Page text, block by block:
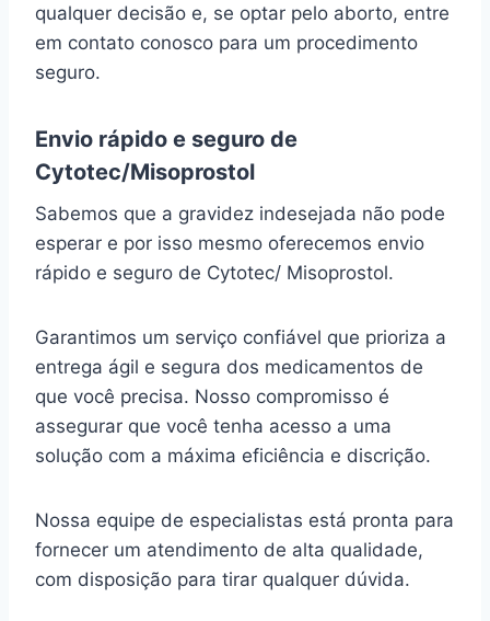
qualquer decisão e, se optar pelo aborto, entre
em contato conosco para um procedimento
seguro.
Envio rápido e seguro de
Cytotec/Misoprostol
Sabemos que a gravidez indesejada não pode
esperar e por isso mesmo oferecemos envio
rápido e seguro de Cytotec/ Misoprostol.
Garantimos um serviço confiável que prioriza a
entrega ágil e segura dos medicamentos de
que você precisa. Nosso compromisso é
assegurar que você tenha acesso a uma
solução com a máxima eficiência e discrição.
Nossa equipe de especialistas está pronta para
fornecer um atendimento de alta qualidade,
com disposição para tirar qualquer dúvida.